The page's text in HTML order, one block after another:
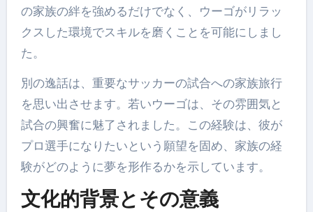
の家族の絆を強めるだけでなく、ウーゴがリラッ
クスした環境でスキルを磨くことを可能にしまし
た。
別の逸話は、重要なサッカーの試合への家族旅行
を思い出させます。若いウーゴは、その雰囲気と
試合の興奮に魅了されました。この経験は、彼が
プロ選手になりたいという願望を固め、家族の経
験がどのように夢を形作るかを示しています。
文化的背景とその意義